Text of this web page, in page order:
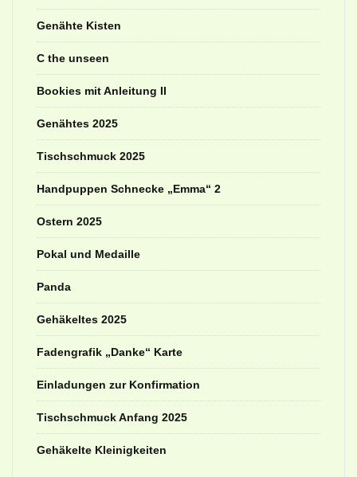
Genähte Kisten
C the unseen
Bookies mit Anleitung II
Genähtes 2025
Tischschmuck 2025
Handpuppen Schnecke „Emma“ 2
Ostern 2025
Pokal und Medaille
Panda
Gehäkeltes 2025
Fadengrafik „Danke“ Karte
Einladungen zur Konfirmation
Tischschmuck Anfang 2025
Gehäkelte Kleinigkeiten